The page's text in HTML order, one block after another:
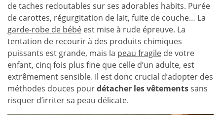
de taches redoutables sur ses adorables habits. Purée
de carottes, régurgitation de lait, fuite de couche… La
garde-robe de bébé est mise à rude épreuve. La
tentation de recourir à des produits chimiques
puissants est grande, mais la peau fragile de votre
enfant, cinq fois plus fine que celle d’un adulte, est
extrêmement sensible. Il est donc crucial d’adopter des
méthodes douces pourdétacher les vêtementssans
risquer d’irriter sa peau délicate.